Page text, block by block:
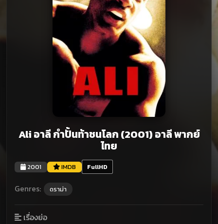
Ali อาลี กำปั้นท้าชนโลก (2001) อาลี พากย์
ไทย
2001 IMDB FullHD
Genres: ดราม่า
เรื่องย่อ